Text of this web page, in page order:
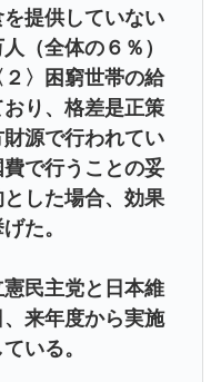
提供していない
（全体の６％）
〉困窮世帯の給
り、格差是正策
源で行われてい
で行うことの妥
した場合、効果
た。
民主党と日本維
来年度から実施
いる。